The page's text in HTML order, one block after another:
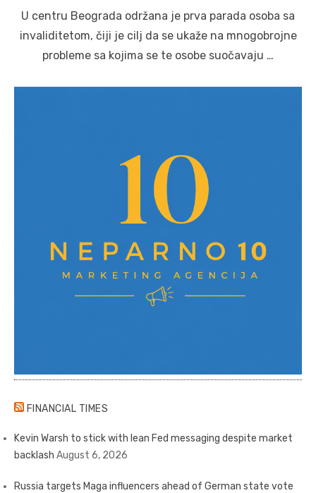
U centru Beograda održana je prva parada osoba sa
invaliditetom, čiji je cilj da se ukaže na mnogobrojne
probleme sa kojima se te osobe suočavaju …
FINANCIAL TIMES
Kevin Warsh to stick with lean Fed messaging despite market
backlash August 6, 2026
Russia targets Maga influencers ahead of German state vote